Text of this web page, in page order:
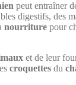
peut entraîner
digestifs, des
nourriture pour
et de leur
croquettes du